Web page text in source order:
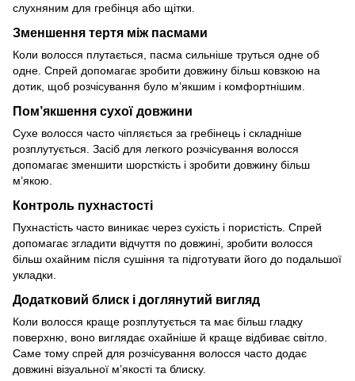
слухняним для гребінця або щітки.
Зменшення тертя між пасмами
Коли волосся плутається, пасма сильніше труться одне об
одне. Спрей допомагає зробити довжину більш ковзкою на
дотик, щоб розчісування було м’якшим і комфортнішим.
Пом’якшення сухої довжини
Сухе волосся часто чіпляється за гребінець і складніше
розплутується. Засіб для легкого розчісування волосся
допомагає зменшити шорсткість і зробити довжину більш
м’якою.
Контроль пухнастості
Пухнастість часто виникає через сухість і пористість. Спрей
допомагає згладити відчуття по довжині, зробити волосся
більш охайним після сушіння та підготувати його до подальшої
укладки.
Додатковий блиск і доглянутий вигляд
Коли волосся краще розплутується та має більш гладку
поверхню, воно виглядає охайніше й краще відбиває світло.
Саме тому спрей для розчісування волосся часто додає
довжині візуальної м’якості та блиску.